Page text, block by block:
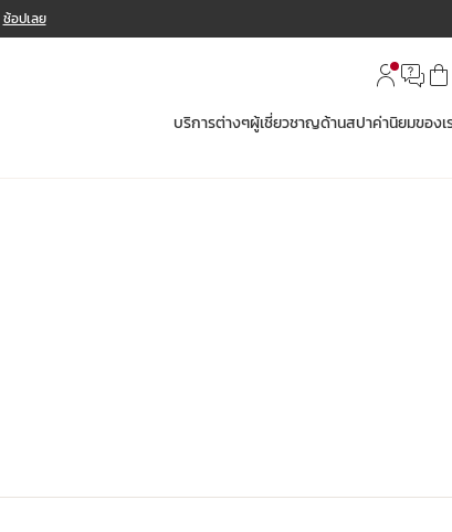
ช้อปเลย
บริการต่างๆผู้เชี่ยวชาญด้านสปาค่านิยมของเ